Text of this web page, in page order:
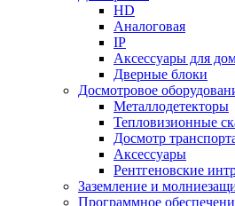
HD
Аналоговая
IP
Аксессуары для
Дверные блоки
Досмотровое
Металлодетекторы
Тепловизионные
Досмотр
Аксессуары
Рентгеновские
Заземление и
Программное